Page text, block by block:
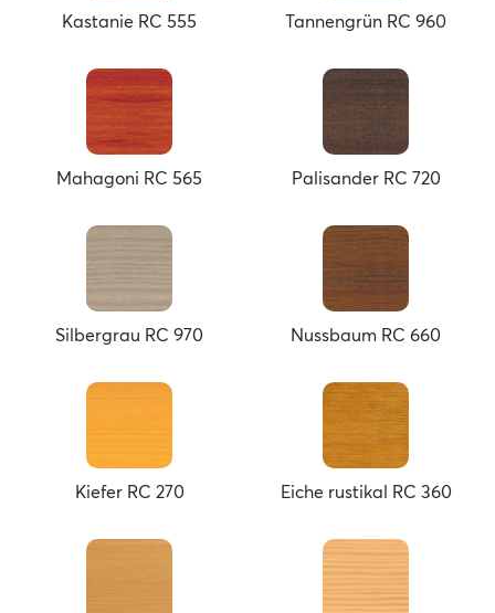
Kastanie RC 555 Tannengrün RC 960
Mahagoni RC 565 Palisander RC 720
Silbergrau RC 970 Nussbaum RC 660
Kiefer RC 270 Eiche rustikal RC 360